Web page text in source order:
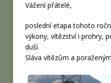
Vážení přátelé,
poslední etapa tohoto
výkony, vítězství i prohry,
duší.
Sláva vítězům a